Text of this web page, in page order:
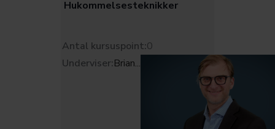
Hukommelsesteknikker
Antal kursuspoint:0
Underviser:Brian...